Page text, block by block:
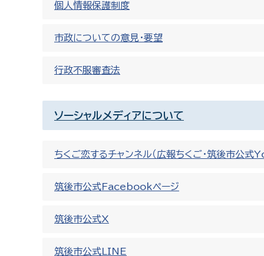
個人情報保護制度
市政についての意見・要望
行政不服審査法
ソーシャルメディアについて
ちくご恋するチャンネル（広報ちくご・筑後市公
筑後市公式Facebookページ
筑後市公式X
筑後市公式LINE